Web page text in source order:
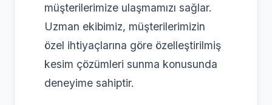
müşterilerimize ulaşmamızı sağlar.
Uzman ekibimiz, müşterilerimizin
özel ihtiyaçlarına göre özelleştirilmiş
kesim çözümleri sunma konusunda
deneyime sahiptir.